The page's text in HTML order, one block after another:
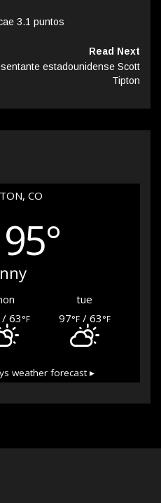
3.1 puntos
Read Next
estadounidense Scott
Tipton
CO
95°
tue
63°F 97°F/ 63°F
weather forecast ▸